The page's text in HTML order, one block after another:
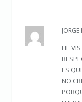
JORGE
HE
ES
NO